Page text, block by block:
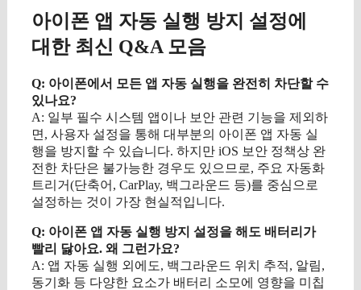
아이폰 앱 자동 실행 방지 설정에
대한 최신 Q&A 모음
Q: 아이폰에서 모든 앱 자동 실행을 완전히 차단할 수
있나요?
A: 일부 필수 시스템 앱이나 보안 관련 기능을 제외하
면, 사용자 설정을 통해 대부분의 아이폰 앱 자동 실
행을 방지할 수 있습니다. 하지만 iOS 보안 정책상 완
전한 차단은 불가능한 경우도 있으므로, 주요 자동화
트리거(단축어, CarPlay, 백그라운드 등)를 중심으로
설정하는 것이 가장 현실적입니다.
Q: 아이폰 앱 자동 실행 방지 설정을 해도 배터리가
빨리 닳아요. 왜 그런가요?
A: 앱 자동 실행 외에도, 백그라운드 위치 추적, 알림,
동기화 등 다양한 요소가 배터리 소모에 영향을 미칩